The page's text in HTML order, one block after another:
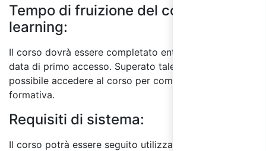
Tempo di fruizione del corso E-
learning:
Il corso dovrà essere completato entro 60 giorni dalla
data di primo accesso. Superato tale termine, non sarà
possibile accedere al corso per completare l'attività
formativa.
Requisiti di sistema:
Il corso potrà essere seguito utilizzando un PC o